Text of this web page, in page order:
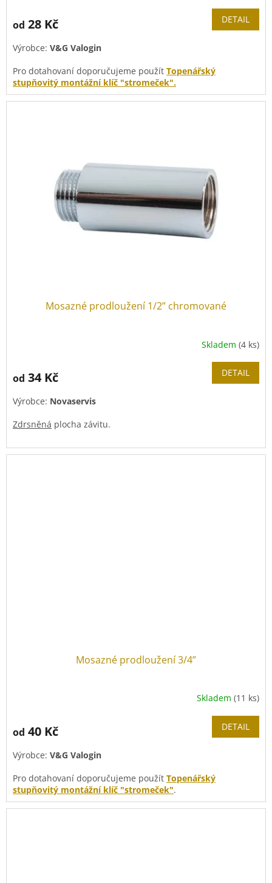
je
z
hvězdiček.
od 28 Kč DETAIL
Výrobce: V&G Valogin
Pro dotahovaní doporučujeme použít Topenářský
stupňovitý montážní klíč "stromeček".
Mosazné prodloužení 1/2” chromované
Skladem (4 ks)
od 34 Kč DETAIL
Výrobce: Novaservis
Zdrsněná plocha závitu.
Pro dotahovaní doporučujeme použít "Topenářský
Mosazné prodloužení 3/4”
Skladem (11 ks)
od 40 Kč DETAIL
Výrobce: V&G Valogin
Pro dotahovaní doporučujeme použít Topenářský
stupňovitý montážní klíč "stromeček".